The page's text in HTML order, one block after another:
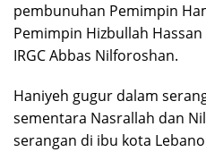
pembunuhan Pemimpin
Pemimpin Hizbullah
IRGC Abbas Nilforoshan.
Haniyeh gugur dalam
sementara Nasrallah dan
serangan di ibu kota